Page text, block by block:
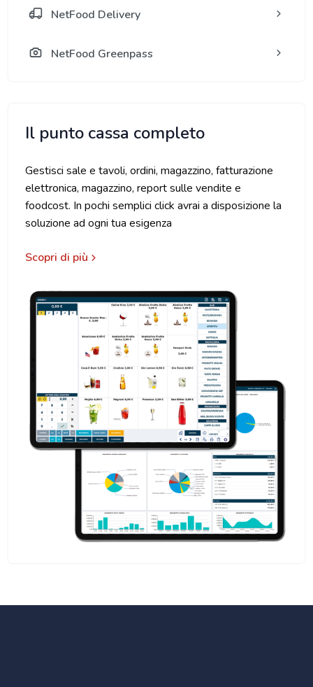
NetFood Delivery
NetFood Greenpass
Il punto cassa completo
Gestisci sale e tavoli, ordini, magazzino, fatturazione
elettronica, magazzino, report sulle vendite e
foodcost. In pochi semplici click avrai a disposizione la
soluzione ad ogni tua esigenza
Scopri di più